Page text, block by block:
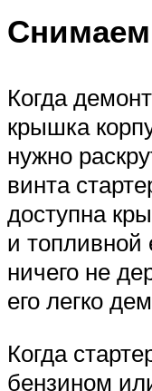
Снимаем
Когда
крышка
нужно
винта
доступна
и топливной
ничего не
его легко
Когда
бензином